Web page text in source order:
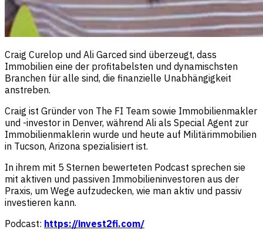
Craig Curelop und Ali Garced sind überzeugt, dass
Immobilien eine der profitabelsten und dynamischsten
Branchen für alle sind, die finanzielle Unabhängigkeit
anstreben.
Craig ist Gründer von The FI Team sowie Immobilienmakler
und -investor in Denver, während Ali als Special Agent zur
Immobilienmaklerin wurde und heute auf Militärimmobilien
in Tucson, Arizona spezialisiert ist.
In ihrem mit 5 Sternen bewerteten Podcast sprechen sie
mit aktiven und passiven Immobilieninvestoren aus der
Praxis, um Wege aufzudecken, wie man aktiv und passiv
investieren kann.
Podcast: https://invest2fi.com/